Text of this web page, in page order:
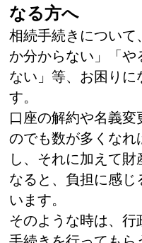
なる方へ
相続手続きについて
か分からない」「や
ない」等、お困りに
す。
口座の解約や名義変
のでも数が多くなれ
し、それに加えて
なると、負担に感
います。
そのような時は、行